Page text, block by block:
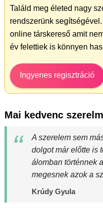
Találd meg életed nagy
rendszerünk
online társkereső amit
év felettiek is könnyen
Ingyenes regisztráció
Mai kedvenc
A szerelem sem
dolgot már előtte is
álomban történnek
megesnek azok a
Krúdy Gyula